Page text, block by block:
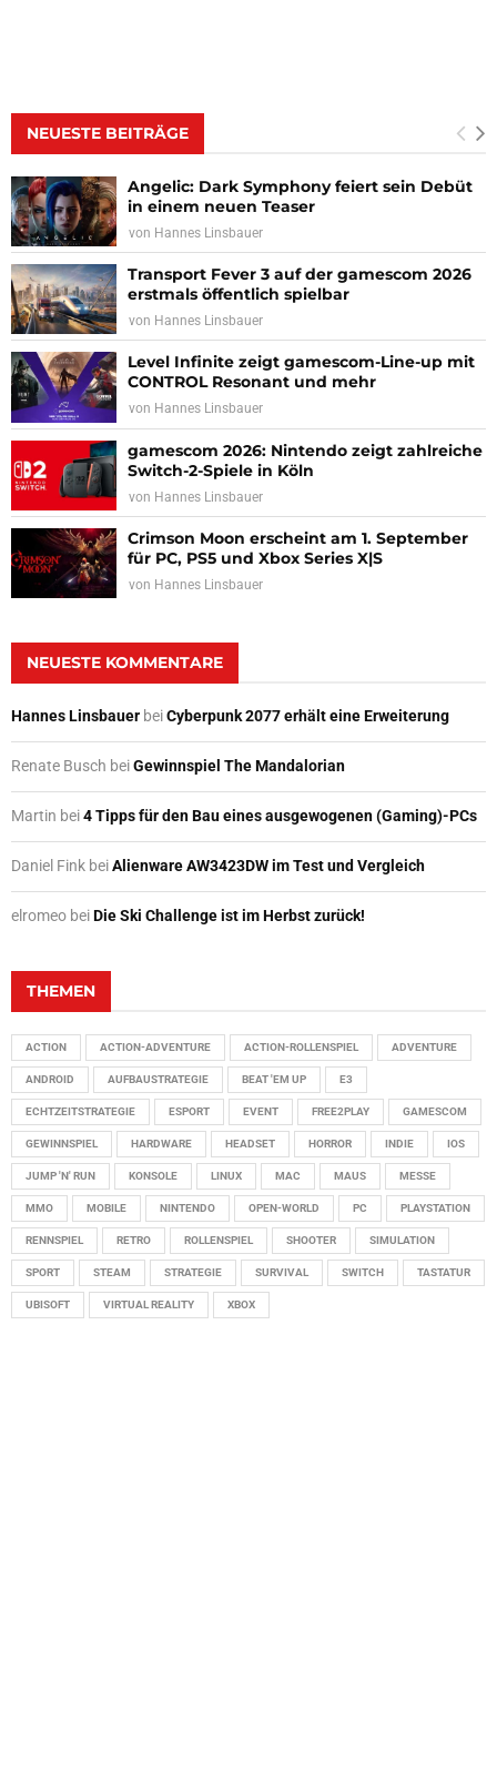
NEUESTE BEITRÄGE
Angelic: Dark Symphony feiert sein Debüt
in einem neuen Teaser
von Hannes Linsbauer
Transport Fever 3 auf der gamescom 2026
erstmals öffentlich spielbar
von Hannes Linsbauer
Level Infinite zeigt gamescom-Line-up mit
CONTROL Resonant und mehr
von Hannes Linsbauer
gamescom 2026: Nintendo zeigt zahlreiche
Switch-2-Spiele in Köln
von Hannes Linsbauer
Crimson Moon erscheint am 1. September
für PC, PS5 und Xbox Series X|S
von Hannes Linsbauer
NEUESTE KOMMENTARE
Hannes Linsbauer beiCyberpunk 2077 erhält eine Erweiterung
Renate Busch beiGewinnspiel The Mandalorian
Martin bei4 Tipps für den Bau eines ausgewogenen (Gaming)-PCs
Daniel Fink beiAlienware AW3423DW im Test und Vergleich
elromeo beiDie Ski Challenge ist im Herbst zurück!
THEMEN
ACTION ACTION-ADVENTURE ACTION-ROLLENSPIEL ADVENTURE
ANDROID AUFBAUSTRATEGIE BEAT 'EM UP E3
ECHTZEITSTRATEGIE ESPORT EVENT FREE2PLAY GAMESCOM
GEWINNSPIEL HARDWARE HEADSET HORROR INDIE IOS
JUMP 'N' RUN KONSOLE LINUX MAC MAUS MESSE
MMO MOBILE NINTENDO OPEN-WORLD PC PLAYSTATION
RENNSPIEL RETRO ROLLENSPIEL SHOOTER SIMULATION
SPORT STEAM STRATEGIE SURVIVAL SWITCH TASTATUR
UBISOFT VIRTUAL REALITY XBOX